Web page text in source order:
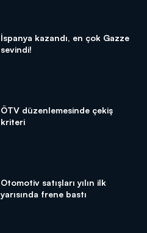
İspanya kazandı, en çok Gazze
sevindi!
ÖTV düzenlemesinde çekiş
kriteri
Otomotiv satışları yılın ilk
yarısında frene bastı